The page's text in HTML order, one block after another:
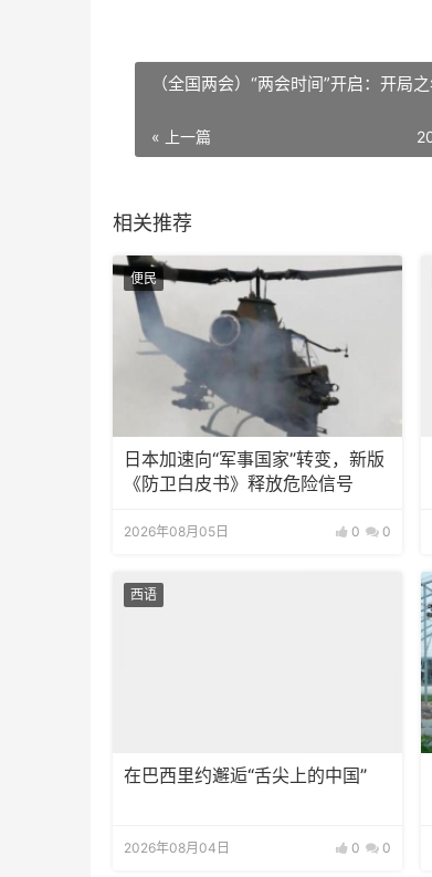
（全国两会）“两会时间”开启：开局
« 上一篇
相关推荐
便民
日本加速向“军事国家”转变，新版
《防卫白皮书》释放危险信号
2026年08月05日 0 0
西语
在巴西里约邂逅“舌尖上的中国”
2026年08月04日 0 0